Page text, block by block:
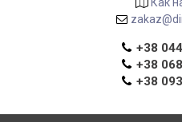
+38
+38
+38